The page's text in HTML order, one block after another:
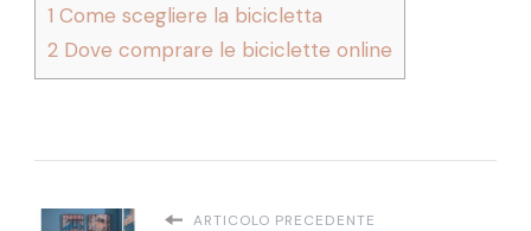
1 Come scegliere la bicicletta
2 Dove comprare le biciclette online
ARTICOLO PRECEDENTE